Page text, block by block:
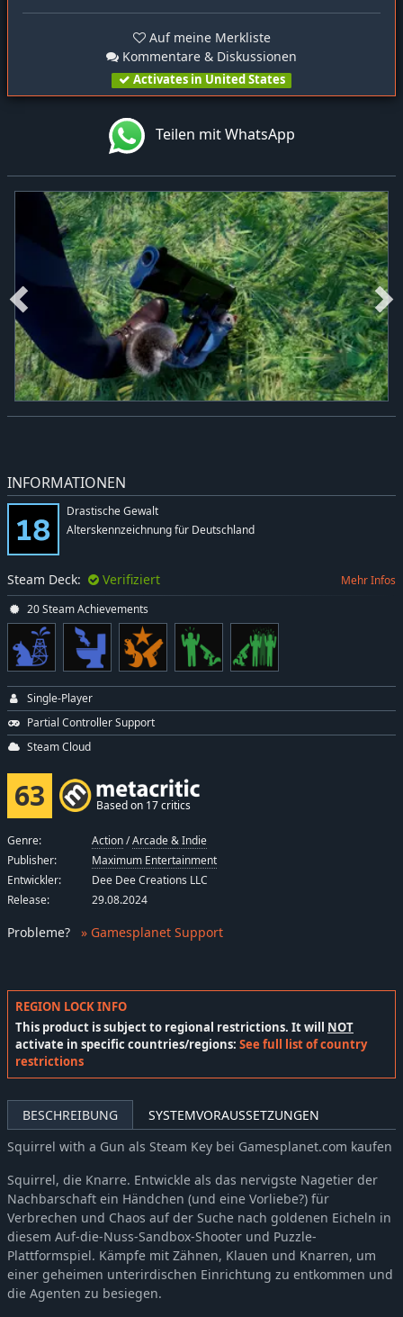
Auf meine Merkliste
Kommentare & Diskussionen
Activates in United States
Teilen mit WhatsApp
REGION LOCK INFO
This product is subject to regional restrictions. It will NOT
activate in specific countries/regions: See full list of country
restrictions
BESCHREIBUNG
SYSTEMVORAUSSETZUNGEN
Squirrel with a Gun als Steam Key bei Gamesplanet.com kaufen
Squirrel, die Knarre. Entwickle als das nervigste Nagetier der
Nachbarschaft ein Händchen (und eine Vorliebe?) für
Verbrechen und Chaos auf der Suche nach goldenen Eicheln in
diesem Auf-die-Nuss-Sandbox-Shooter und Puzzle-
Plattformspiel. Kämpfe mit Zähnen, Klauen und Knarren, um
einer geheimen unterirdischen Einrichtung zu entkommen und
die Agenten zu besiegen.
INFORMATIONEN
Drastische Gewalt
Alterskennzeichnung für Deutschland
Steam Deck: Verifiziert Mehr Infos
20 Steam Achievements
Single-Player
Partial Controller Support
Steam Cloud
63 Based on 17 critics
Genre: Action/Arcade & Indie
Publisher:
Maximum Entertainment
Entwickler:
Dee Dee Creations LLC
Release:
29.08.2024
Probleme? » Gamesplanet Support